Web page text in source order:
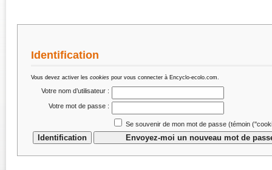
Identification
Vous devez activer les cookies pour vous connecter à Encyclo-ecolo.com.
Votre nom d’utilisateur :
Votre mot de passe :
Se souvenir de mon mot de passe (témoin